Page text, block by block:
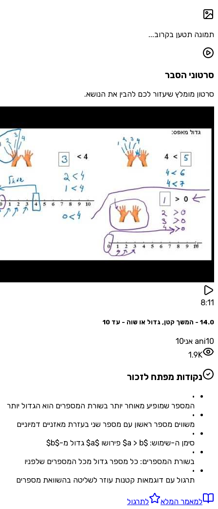
תטען בקרוב...
הסבר
מומלץ שיעזור לכם להבין את הנושא.
מפתח לזכור
המספר שמופיע מאוחר יותר בשורת המספרים הוא הגדול יותר
משווים מספר ראשון עם מספר שני בעזרת מאזניים דמיוניים
סימן ה-שימוש: $a > b$ פירושו $a$ גדול מ-$b$
בשורת המספרים: כל מספר גדול מכל המספרים שלפניו
תרגול עם דוגמאות קטנות עוזר לשליטה בהשוואת מספרים
המלא לתרגול